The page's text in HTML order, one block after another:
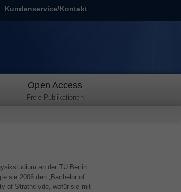
Kundenservice/Kontakt
Open Access
Freie Publikationen
an der TU Berlin.
sie 2006 den „Bachelor of
of Strathclyde, wofür sie mit